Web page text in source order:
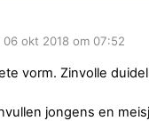
okt 2018 om 07:52
vorm. Zinvolle
jongens en